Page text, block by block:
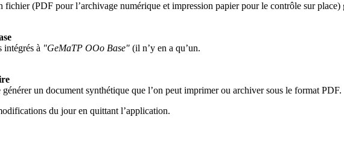
fichier (PDF pour l’archivage numérique et impression papier pour le contrôle sur
intégrés à "GeMaTP OOo Base" (il n’y en a qu’un.
générer un document synthétique que l’on peut imprimer ou archiver sous le format PDF.
du jour en quittant l’application.